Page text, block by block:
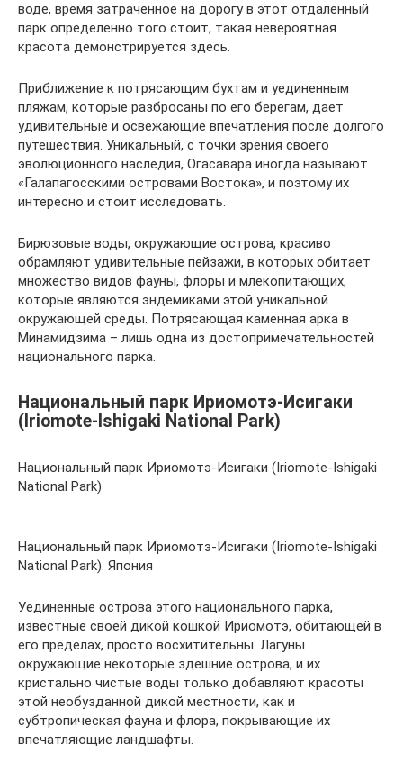
воде, время затраченное на дорогу в этот отдаленный
парк определенно того стоит, такая невероятная
красота демонстрируется здесь.
Приближение к потрясающим бухтам и уединенным
пляжам, которые разбросаны по его берегам, дает
удивительные и освежающие впечатления после долгого
путешествия. Уникальный, с точки зрения своего
эволюционного наследия, Огасавара иногда называют
«Галапагосскими островами Востока», и поэтому их
интересно и стоит исследовать.
Бирюзовые воды, окружающие острова, красиво
обрамляют удивительные пейзажи, в которых обитает
множество видов фауны, флоры и млекопитающих,
которые являются эндемиками этой уникальной
окружающей среды. Потрясающая каменная арка в
Минамидзима – лишь одна из достопримечательностей
национального парка.
Национальный парк Ириомотэ-Исигаки
(Iriomote-Ishigaki National Park)
Национальный парк Ириомотэ-Исигаки (Iriomote-Ishigaki
National Park)
Национальный парк Ириомотэ-Исигаки (Iriomote-Ishigaki
National Park). Япония
Уединенные острова этого национального парка,
известные своей дикой кошкой Ириомотэ, обитающей в
его пределах, просто восхитительны. Лагуны
окружающие некоторые здешние острова, и их
кристально чистые воды только добавляют красоты
этой необузданной дикой местности, как и
субтропическая фауна и флора, покрывающие их
впечатляющие ландшафты.